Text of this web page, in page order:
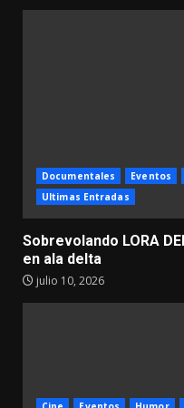
Documentales Eventos
Ultimas Entradas
Sobrevolando LORA
en ala delta
julio 10, 2026